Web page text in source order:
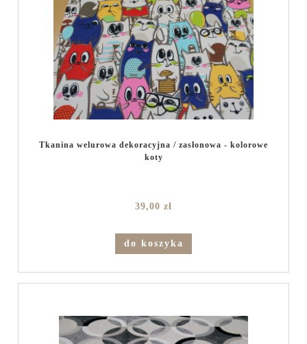
Tkanina welurowa dekoracyjna / zasłonowa - kolorowe
koty
39,00 zł
do koszyka